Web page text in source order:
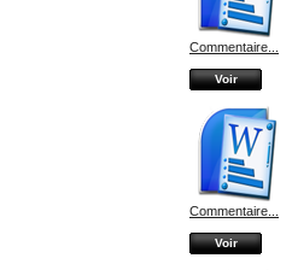
Commentaire...
Voir
Commentaire...
Voir